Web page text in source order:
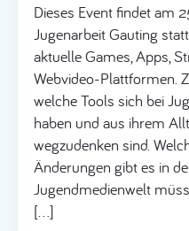
Dieses Event findet am
Jugenarbeit Gauting
aktuelle Games, Apps,
Webvideo-Plattformen.
welche Tools sich bei
haben und aus ihrem
wegzudenken sind.
Änderungen gibt es in
Jugendmedienwelt
[…]